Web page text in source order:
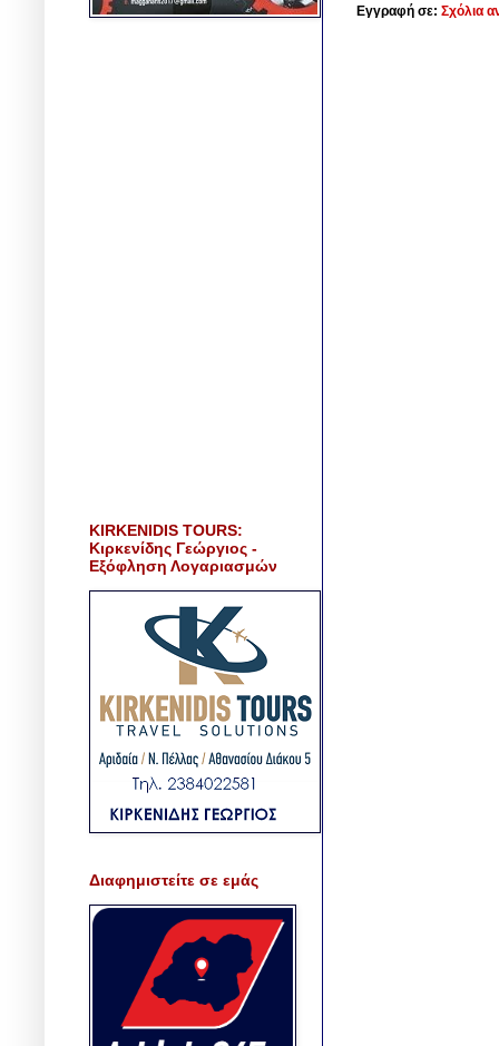
Εγγραφή σε: Σχόλια
KIRKENIDIS TOURS:
Κιρκενίδης Γεώργιος -
Εξόφληση Λογαριασμών
Διαφημιστείτε σε εμάς